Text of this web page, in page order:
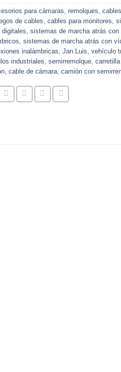
para cámaras, remolques,
de cables, cables para monitores,
digitales, sistemas de marcha atrás con
, sistemas de marcha atrás con
inalámbricas, Jan Luis, vehículo
industriales, semirremolque,
, cable de cámara, camión con